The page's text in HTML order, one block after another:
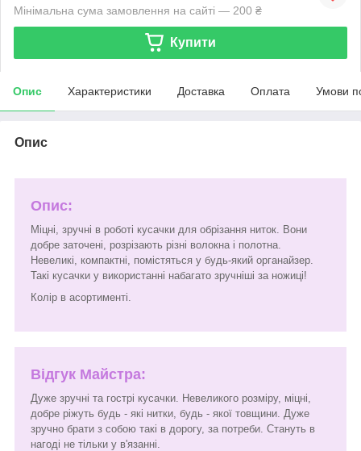
Мінімальна сума замовлення на сайті — 200 ₴
Купити
Опис Характеристики Доставка Оплата Умови
Опис
Опис:
Міцні, зручні в роботі кусачки для обрізання ниток. Вони
добре заточені, розрізають різні волокна і полотна.
Невеликі, компактні, помістяться у будь-який органайзер.
Такі кусачки у використанні набагато зручніші за ножиці!
Колір в асортименті.
Відгук Майстра:
Дуже зручні та гострі кусачки. Невеликого розміру, міцні,
добре ріжуть будь - які нитки, будь - якої товщини. Дуже
зручно брати з собою такі в дорогу, за потреби. Стануть в
нагоді не тільки у в'язанні.